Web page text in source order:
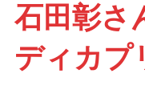
石田彰さ
ディカプ